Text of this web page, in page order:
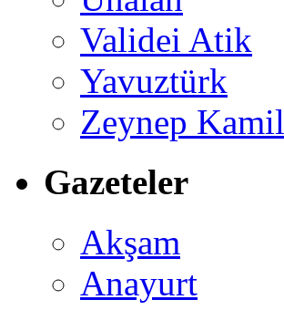
Validei Atik
Yavuztürk
Zeynep Kamil
Gazeteler
Akşam
Anayurt